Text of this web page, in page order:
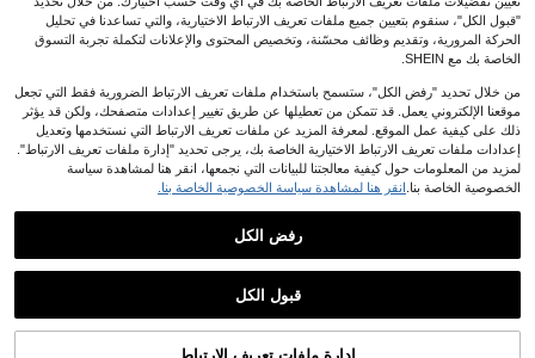
#أزياء_غير_رسمية
Siren Gaze 2 طقم للنساء يتكون من ملا
بس علوية محصور ظهر أملس وسروال ب
سحاب، صيفي
10+ يقول "قماش جيد"
فستان بلون موحد أنيق وجذاب للحفلات،
مزين بتفاصيل شبكية وكشكشة ووصلات
وكسرات في الحافة، مناسب للشاطئ وا
لمواعيد المسائية والزفاف وحفلات أعياد ا
30+ يقول "صحيح للصورة"
JOD10.60
"قبول الكل"، سنقوم بتعيين جميع ملفات تعريف الارتباط الاختيارية، والتي تساعدنا في تحليل
الحركة المرورية، وتقديم وظائف محسّنة، وتخصيص المحتوى والإعلانات لتكملة تجربة التسوق
الخاصة بك مع SHEIN.
من خلال تحديد "رفض الكل"، ستسمح باستخدام ملفات تعريف الارتباط الضرورية فقط التي تجعل
موقعنا الإلكتروني يعمل. قد تتمكن من تعطيلها عن طريق تغيير إعدادات متصفحك، ولكن قد يؤثر
ذلك على كيفية عمل الموقع. لمعرفة المزيد عن ملفات تعريف الارتباط التي نستخدمها وتعديل
إعدادات ملفات تعريف الارتباط الاختيارية الخاصة بك، يرجى تحديد "إدارة ملفات تعريف الارتباط".
لمزيد من المعلومات حول كيفية معالجتنا للبيانات التي نجمعها، انقر هنا لمشاهدة سياسة
الخصوصية الخاصة بنا. انقر هنا لمشاهدة سياسة الخصوصية الخاصة بنا.
رفض الكل
قبول الكل
إدارة ملفات تعريف الارتباط